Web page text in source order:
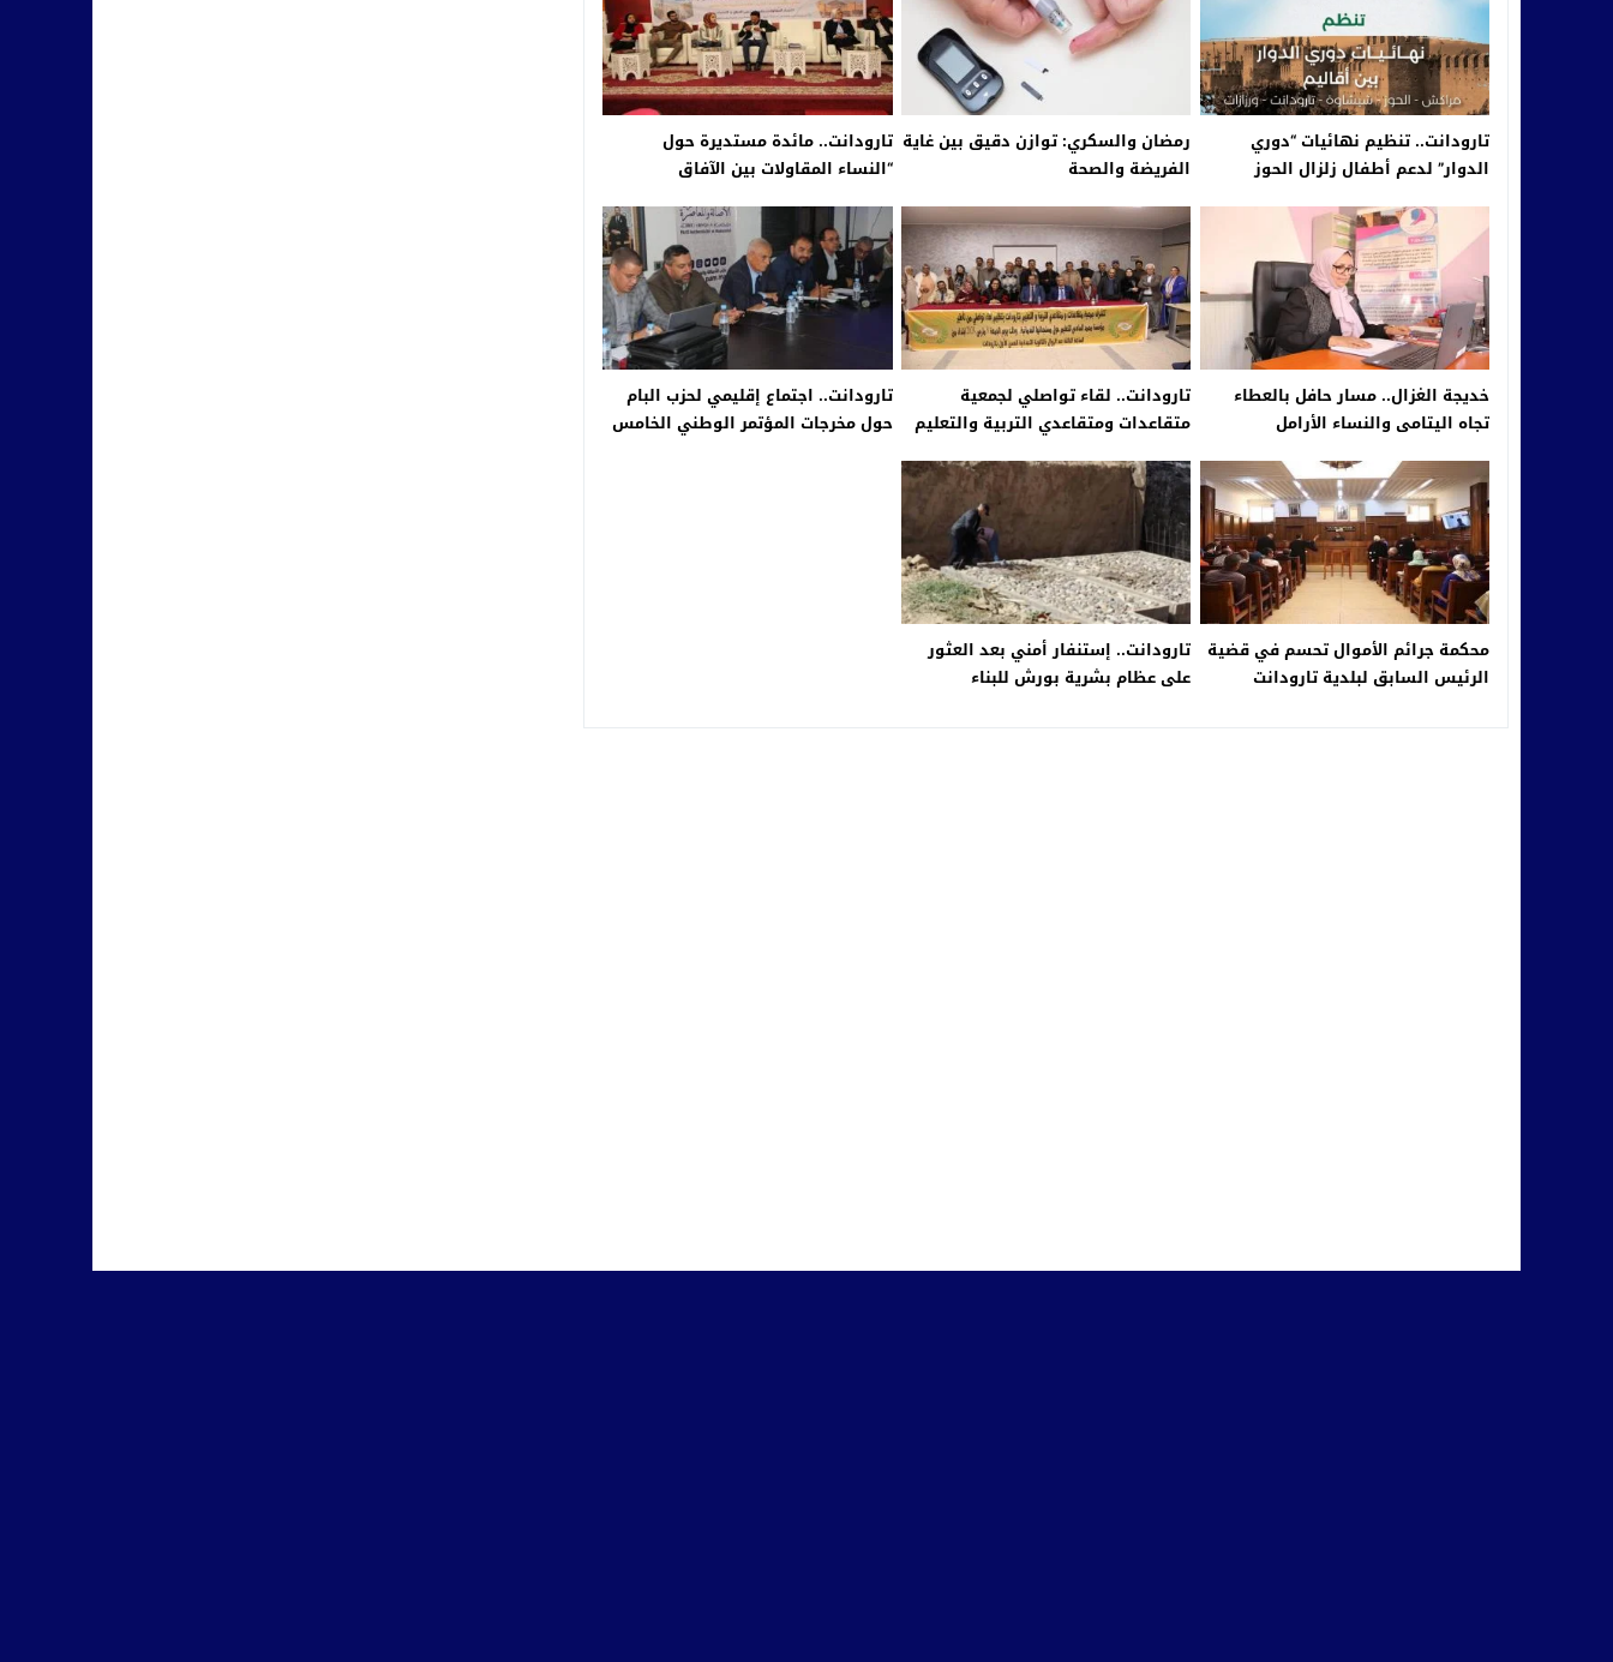
تارودانت.. تنظيم نهائيات “دوري
الدوار” لدعم أطفال زلزال الحوز
رمضان والسكري: توازن دقيق بين غاية
الفريضة والصحة
تارودانت.. مائدة مستديرة حول
“النساء المقاولات بين الآفاق
خديجة الغزال.. مسار حافل بالعطاء
تجاه اليتامى والنساء الأرامل
تارودانت.. لقاء تواصلي لجمعية
متقاعدات ومتقاعدي التربية والتعليم
للأعمال الاجتماعية للتربية والتكوين
تارودانت.. اجتماع إقليمي لحزب البام
حول مخرجات المؤتمر الوطني الخامس
محكمة جرائم الأموال تحسم في قضية
الرئيس السابق لبلدية تارودانت
تارودانت.. إستنفار أمني بعد العثور
على عظام بشرية بورش للبناء